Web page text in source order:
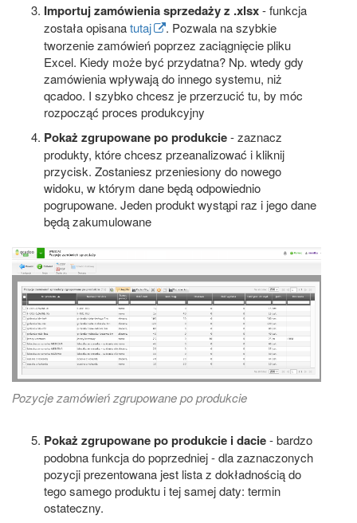
Importuj zamówienia sprzedaży z .xlsx- funkcja
została opisanatutaj
. Pozwala na szybkie
tworzenie zamówień poprzez zaciągnięcie pliku
Excel. Kiedy może być przydatna? Np. wtedy gdy
zamówienia wpływają do innego systemu, niż
qcadoo. I szybko chcesz je przerzucić tu, by móc
rozpocząć proces produkcyjny
Pokaż zgrupowane po produkcie- zaznacz
produkty, które chcesz przeanalizować i kliknij
przycisk. Zostaniesz przeniesiony do nowego
widoku, w którym dane będą odpowiednio
pogrupowane. Jeden produkt wystąpi raz i jego dane
będą zakumulowane
Pozycje zamówień zgrupowane po produkcie
Pokaż zgrupowane po produkcie i dacie- bardzo
podobna funkcja do poprzedniej - dla zaznaczonych
pozycji prezentowana jest lista z dokładnością do
tego samego produktu i tej samej daty: termin
ostateczny.